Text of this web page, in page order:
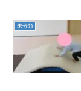
未分類